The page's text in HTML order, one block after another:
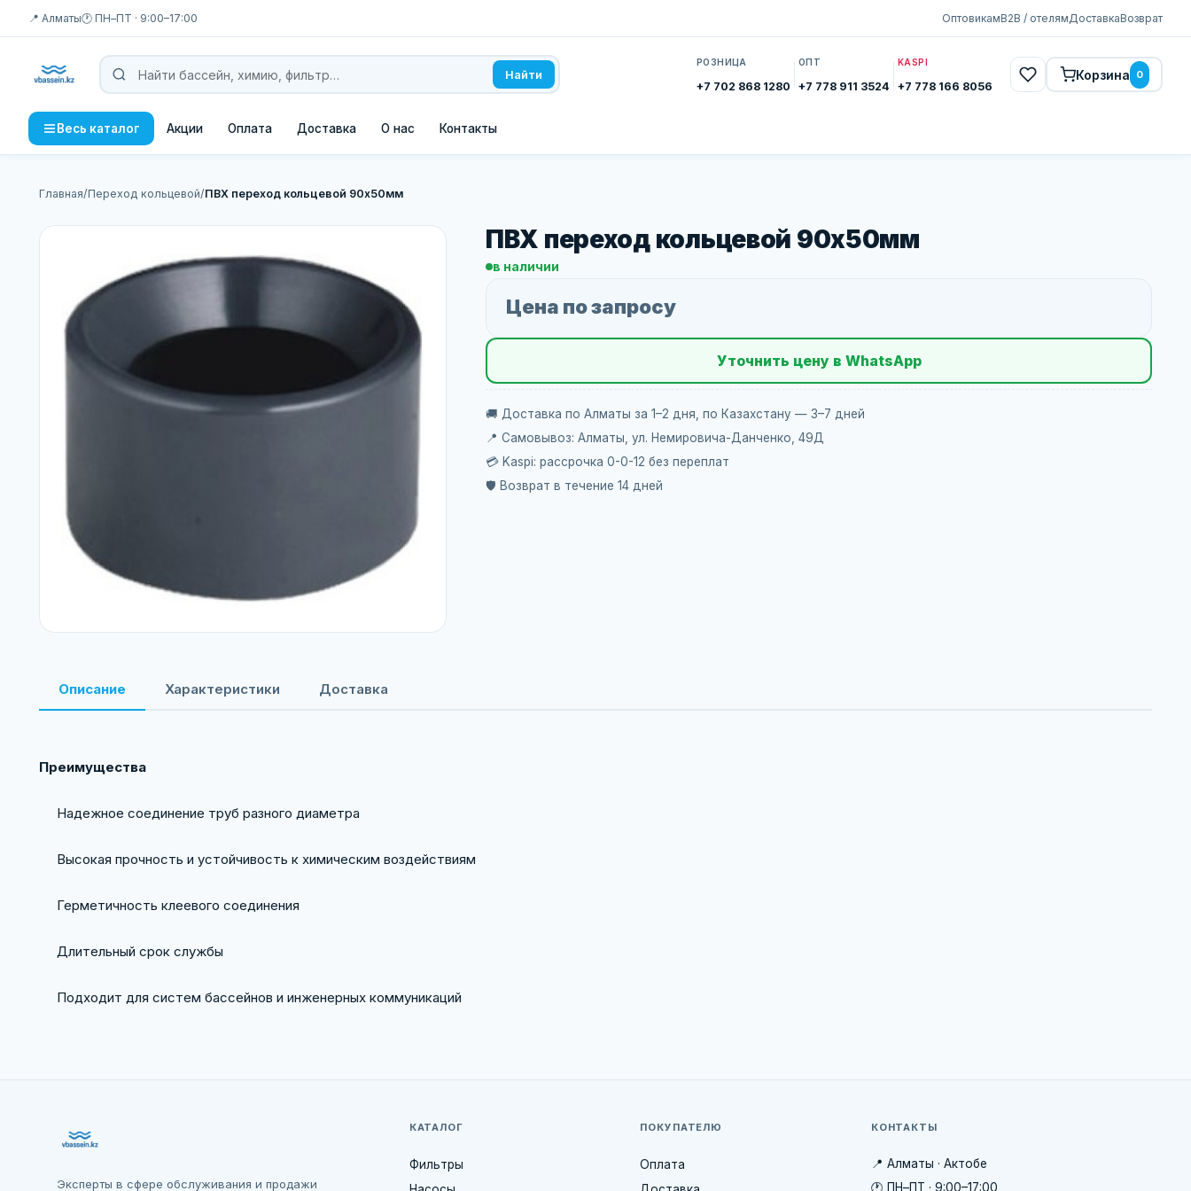
📍 Алматы🕐 ПН–ПТ · 9:00–17:00 ОптовикамB2B / отелямДоставкаВозврат
Найти
РОЗНИЦА
+7 702 868 1280
ОПТ
+7 778 911 3524
KASPI
+7 778 166 8056
Корзина 0
Весь каталог Акции Оплата Доставка О нас Контакты
Главная/Переход кольцевой/ПВХ переход кольцевой 90х50мм
ПВХ переход кольцевой 90х50мм
в наличии
Цена по запросу
Уточнить цену в WhatsApp
🚚 Доставка по Алматы за 1–2 дня, по Казахстану — 3–7 дней
📍 Самовывоз: Алматы, ул. Немировича-Данченко, 49Д
💳 Kaspi: рассрочка 0-0-12 без переплат
🛡️ Возврат в течение 14 дней
Описание Характеристики Доставка
Преимущества
Надежное соединение труб разного диаметра
Высокая прочность и устойчивость к химическим воздействиям
Герметичность клеевого соединения
Длительный срок службы
Подходит для систем бассейнов и инженерных коммуникаций
Эксперты в сфере обслуживания и продажи
КАТАЛОГ
Фильтры
ПОКУПАТЕЛЮ
Оплата
КОНТАКТЫ
📍 Алматы · Актобе
🕐 ПН–ПТ · 9:00–17:00